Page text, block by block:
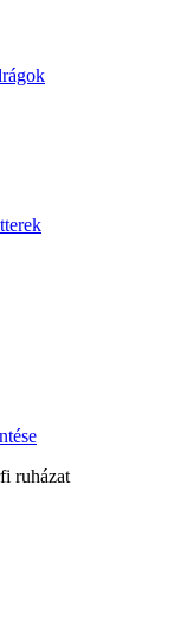
ruházat